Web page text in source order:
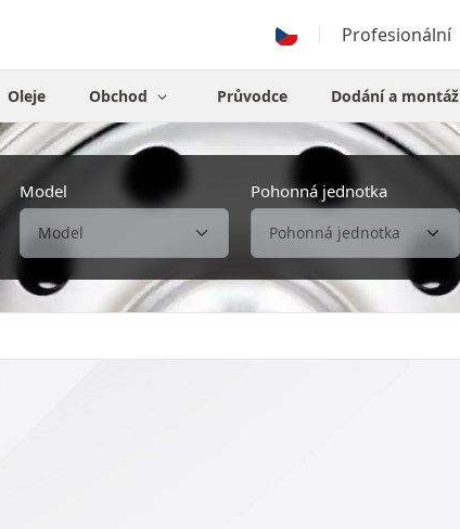
Profesionální
Oleje Obchod Průvodce Dodání a montáž
Model Pohonná jednotka